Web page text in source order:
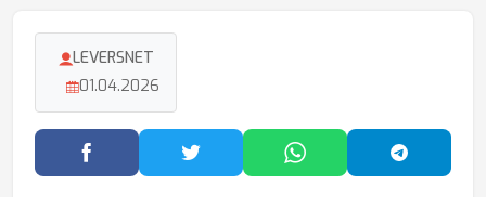
LEVERSNET
01.04.2026
Facebook'ta PaylaşTwitter'da PaylaşWhatsApp'ta Paylaş